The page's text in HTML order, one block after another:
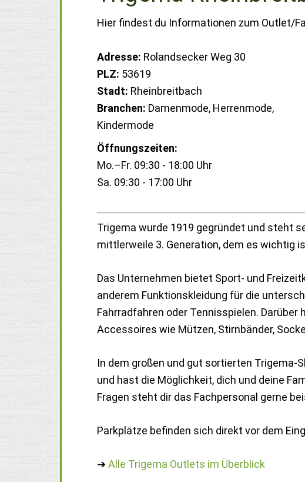
Hier findest du Informationen zum Outlet/
Adresse: Rolandsecker Weg 30
PLZ: 53619
Stadt: Rheinbreitbach
Branchen: Damenmode, Herrenmode,
Kindermode
Öffnungszeiten:
Mo.–Fr. 09:30 - 18:00 Uhr
Sa. 09:30 - 17:00 Uhr
Trigema wurde 1919 gegründet und steht
mittlerweile 3. Generation, dem es wichtig
Das Unternehmen bietet Sport- und
anderem Funktionskleidung für die
Fahrradfahren oder Tennisspielen.
Accessoires wie Mützen, Stirnbänder,
In dem großen und gut sortierten Trigema-
und hast die Möglichkeit, dich und deine
Fragen steht dir das Fachpersonal gerne
Parkplätze befinden sich direkt vor dem
➔ Alle Trigema Outlets im Überblick